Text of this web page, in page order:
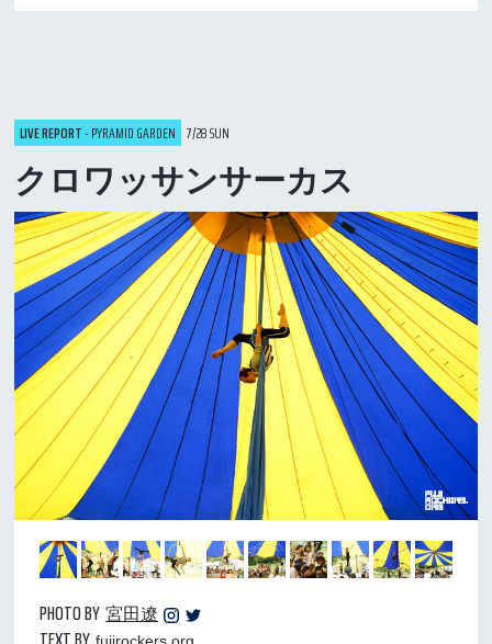
LIVE REPORT- PYRAMID GARDEN 7/28 SUN
クロワッサンサーカス
PHOTO BY 宮田遼
fujirockers.org